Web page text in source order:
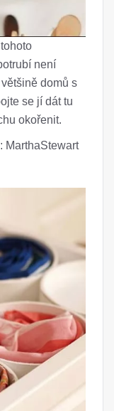
není
domů s
se jí dát tu
okořenit.
MarthaStewart